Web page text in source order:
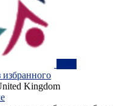
избранного
Kingdom